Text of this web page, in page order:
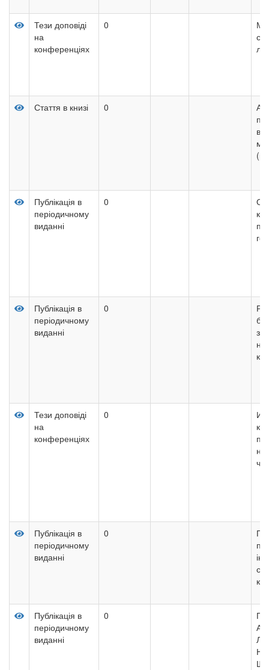
Тези доповіді
на
конференціях
0
Стаття в книзі 0
Публікація в
періодичному
виданні
0
Публікація в
періодичному
виданні
0
Тези доповіді
на
конференціях
0
Публікація в
періодичному
виданні
0
Публікація в
періодичному
виданні
0